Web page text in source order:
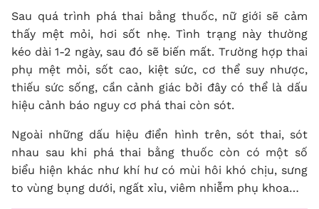
Sau quá trình phá thai bằng thuốc, nữ giới sẽ cảm
thấy mệt mỏi, hơi sốt nhẹ. Tình trạng này thường
kéo dài 1-2 ngày, sau đó sẽ biến mất. Trường hợp thai
phụ mệt mỏi, sốt cao, kiệt sức, cơ thể suy nhược,
thiếu sức sống, cần cảnh giác bởi đây có thể là dấu
hiệu cảnh báo nguy cơ phá thai còn sót.
Ngoài những dấu hiệu điển hình trên, sót thai, sót
nhau sau khi phá thai bằng thuốc còn có một số
biểu hiện khác như khí hư có mùi hôi khó chịu, sưng
to vùng bụng dưới, ngất xỉu, viêm nhiễm phụ khoa…